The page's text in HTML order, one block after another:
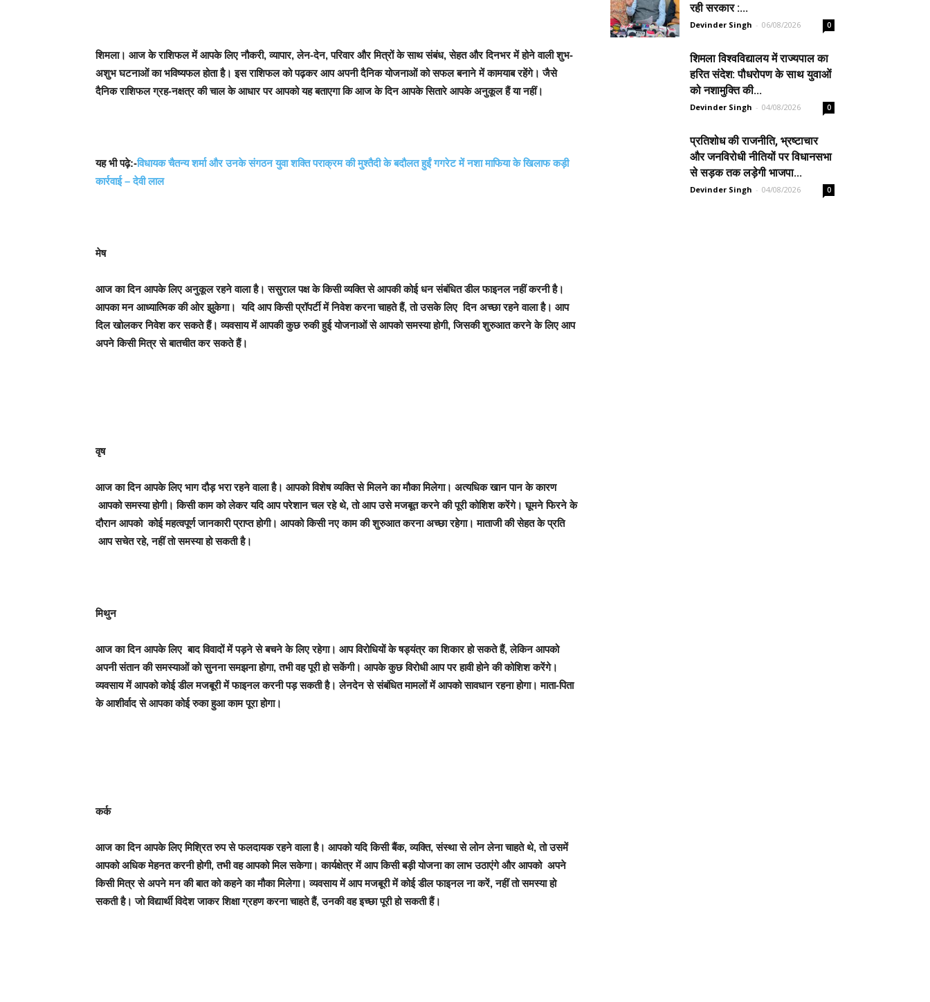
शिमला। आज के राशिफल में आपके लिए नौकरी, व्यापार, लेन-देन, परिवार और मित्रों के साथ संबंध, सेहत और दिनभर में होने वाली शुभ-
अशुभ घटनाओं का भविष्यफल होता है। इस राशिफल को पढ़कर आप अपनी दैनिक योजनाओं को सफल बनाने में कामयाब रहेंगे। जैसे
दैनिक राशिफल ग्रह-नक्षत्र की चाल के आधार पर आपको यह बताएगा कि आज के दिन आपके सितारे आपके अनुकूल हैं या नहीं।
यह भी पढ़े:-विधायक चैतन्य शर्मा और उनके संगठन युवा शक्ति पराक्रम की मुश्तैदी के बदौलत हुईं गगरेट में नशा माफिया के खिलाफ कड़ी
कार्रवाई – देवी लाल
मेष
आज का दिन आपके लिए अनुकूल रहने वाला है। ससुराल पक्ष के किसी व्यक्ति से आपकी कोई धन संबंधित डील फाइनल नहीं करनी है।
आपका मन आध्यात्मिक की ओर झुकेगा। यदि आप किसी प्रॉपर्टी में निवेश करना चाहते हैं, तो उसके लिए दिन अच्छा रहने वाला है। आप
दिल खोलकर निवेश कर सकते हैं। व्यवसाय में आपकी कुछ रुकी हुई योजनाओं से आपको समस्या होगी, जिसकी शुरुआत करने के लिए आप
अपने किसी मित्र से बातचीत कर सकते हैं।
वृष
आज का दिन आपके लिए भाग दौड़ भरा रहने वाला है। आपको विशेष व्यक्ति से मिलने का मौका मिलेगा। अत्यधिक खान पान के कारण
आपको समस्या होगी। किसी काम को लेकर यदि आप परेशान चल रहे थे, तो आप उसे मजबूत करने की पूरी कोशिश करेंगे। घूमने फिरने के
दौरान आपको कोई महत्वपूर्ण जानकारी प्राप्त होगी। आपको किसी नए काम की शुरुआत करना अच्छा रहेगा। माताजी की सेहत के प्रति
आप सचेत रहे, नहीं तो समस्या हो सकती है।
मिथुन
आज का दिन आपके लिए बाद विवादों में पड़ने से बचने के लिए रहेगा। आप विरोधियों के षड्यंत्र का शिकार हो सकते हैं, लेकिन आपको
अपनी संतान की समस्याओं को सुनना समझना होगा, तभी वह पूरी हो सकेंगी। आपके कुछ विरोधी आप पर हावी होने की कोशिश करेंगे।
व्यवसाय में आपको कोई डील मजबूरी में फाइनल करनी पड़ सकती है। लेनदेन से संबंधित मामलों में आपको सावधान रहना होगा। माता-पिता
के आशीर्वाद से आपका कोई रुका हुआ काम पूरा होगा।
कर्क
आज का दिन आपके लिए मिश्रित रुप से फलदायक रहने वाला है। आपको यदि किसी बैंक, व्यक्ति, संस्था से लोन लेना चाहते थे, तो उसमें
आपको अधिक मेहनत करनी होगी, तभी वह आपको मिल सकेगा। कार्यक्षेत्र में आप किसी बड़ी योजना का लाभ उठाएंगे और आपको अपने
किसी मित्र से अपने मन की बात को कहने का मौका मिलेगा। व्यवसाय में आप मजबूरी में कोई डील फाइनल ना करें, नहीं तो समस्या हो
सकती है। जो विद्यार्थी विदेश जाकर शिक्षा ग्रहण करना चाहते हैं, उनकी वह इच्छा पूरी हो सकती हैं।
रही सरकार :...
Devinder Singh - 06/08/2026 0
शिमला विश्वविद्यालय में राज्यपाल का
हरित संदेश: पौधरोपण के साथ युवाओं
को नशामुक्ति की...
Devinder Singh - 04/08/2026 0
प्रतिशोध की राजनीति, भ्रष्टाचार
और जनविरोधी नीतियों पर विधानसभा
से सड़क तक लड़ेगी भाजपा...
Devinder Singh - 04/08/2026 0